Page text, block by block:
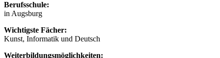
Berufsschule:
in Augsburg
Wichtigste Fächer:
Kunst, Informatik und Deutsch
Weiterbildungsmöglichkeiten: